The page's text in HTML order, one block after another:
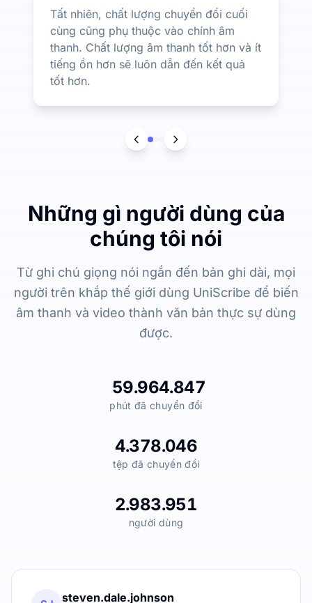
Tất nhiên, chất lượng chuyển đổi cuối
cùng cũng phụ thuộc vào chính âm
thanh. Chất lượng âm thanh tốt hơn và ít
tiếng ồn hơn sẽ luôn dẫn đến kết quả
tốt hơn.
Những gì người dùng của
chúng tôi nói
Từ ghi chú giọng nói ngắn đến bản ghi dài, mọi
người trên khắp thế giới dùng UniScribe để biến
âm thanh và video thành văn bản thực sự dùng
được.
59.964.847
phút đã chuyển đổi
4.378.046
tệp đã chuyển đổi
2.983.951
người dùng
steven.dale.johnson